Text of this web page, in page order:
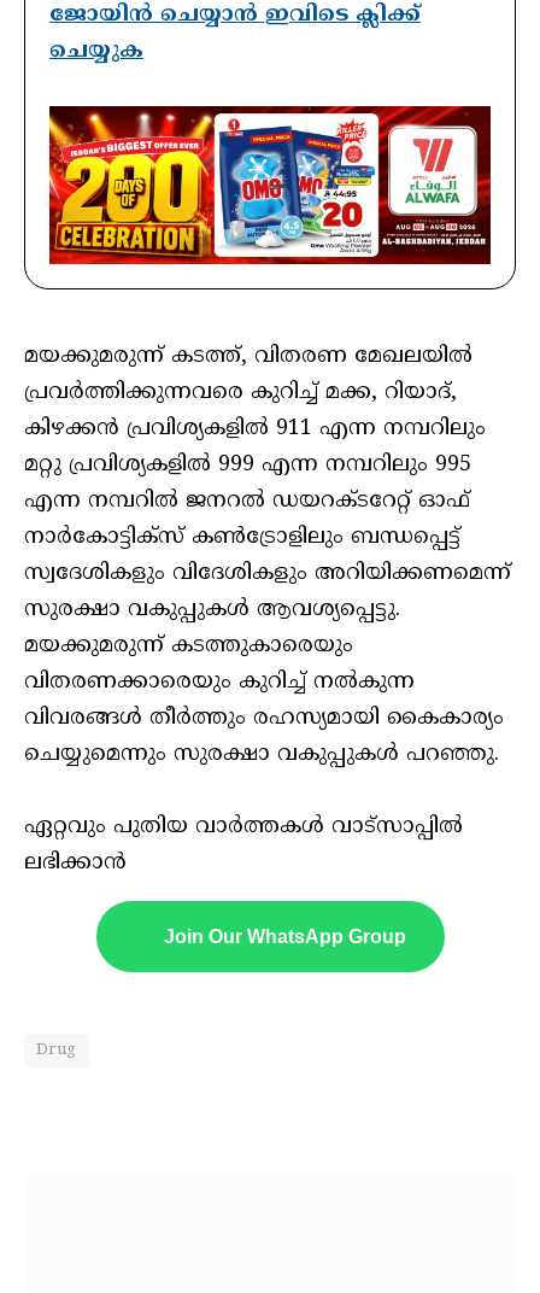
ജോയിൻ ചെയ്യാൻ ഇവിടെ ക്ലിക്ക്
ചെയ്യുക
മയക്കുമരുന്ന് കടത്ത്, വിതരണ മേഖലയില്‍
പ്രവര്‍ത്തിക്കുന്നവരെ കുറിച്ച് മക്ക, റിയാദ്,
കിഴക്കന്‍ പ്രവിശ്യകളില്‍ 911 എന്ന നമ്പറിലും
മറ്റു പ്രവിശ്യകളില്‍ 999 എന്ന നമ്പറിലും 995
എന്ന നമ്പറില്‍ ജനറല്‍ ഡയറക്ടറേറ്റ് ഓഫ്
നാര്‍കോട്ടിക്‌സ് കണ്‍ട്രോളിലും ബന്ധപ്പെട്ട്
സ്വദേശികളും വിദേശികളും അറിയിക്കണമെന്ന്
സുരക്ഷാ വകുപ്പുകള്‍ ആവശ്യപ്പെട്ടു.
മയക്കുമരുന്ന് കടത്തുകാരെയും
വിതരണക്കാരെയും കുറിച്ച് നല്‍കുന്ന
വിവരങ്ങള്‍ തീര്‍ത്തും രഹസ്യമായി കൈകാര്യം
ചെയ്യുമെന്നും സുരക്ഷാ വകുപ്പുകള്‍ പറഞ്ഞു.
ഏറ്റവും പുതിയ വാർത്തകൾ വാട്സാപ്പിൽ
ലഭിക്കാൻ
Join Our WhatsApp Group
Drug